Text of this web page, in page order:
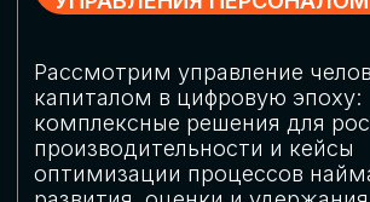
СКАЧАТЬ
ПРОГРАММУ
КОНФЕРЕНЦИИ